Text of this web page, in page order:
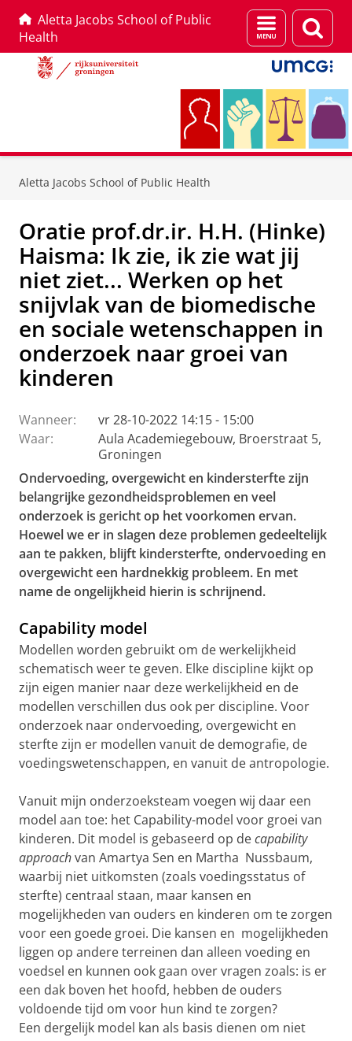
Aletta Jacobs School of Public
Health
Menu
en
zoeken
Aletta Jacobs School of Public Health
Oratie prof.dr.ir. H.H. (Hinke)
Haisma: Ik zie, ik zie wat jij
niet ziet... Werken op het
snijvlak van de biomedische
en sociale wetenschappen in
onderzoek naar groei van
kinderen
Wanneer:
vr 28-10-2022 14:15 - 15:00
Waar:
Aula Academiegebouw, Broerstraat 5,
Groningen
Ondervoeding, overgewicht en kindersterfte zijn
belangrijke gezondheidsproblemen en veel
onderzoek is gericht op het voorkomen ervan.
Hoewel we er in slagen deze problemen gedeeltelijk
aan te pakken, blijft kindersterfte, ondervoeding en
overgewicht een hardnekkig probleem. En met
name de ongelijkheid hierin is schrijnend.
Capability model
Modellen worden gebruikt om de werkelijkheid
schematisch weer te geven. Elke discipline kijkt op
zijn eigen manier naar deze werkelijkheid en de
modellen verschillen dus ook per discipline. Voor
onderzoek naar ondervoeding, overgewicht en
sterfte zijn er modellen vanuit de demografie, de
voedingswetenschappen, en vanuit de antropologie.
Vanuit mijn onderzoeksteam voegen wij daar een
model aan toe: het Capability-model voor groei van
kinderen. Dit model is gebaseerd op decapability
approachvan Amartya Sen en Martha Nussbaum,
waarbij niet uitkomsten (zoals voedingsstatus of
sterfte) centraal staan, maar kansen en
mogelijkheden van ouders en kinderen om te zorgen
voor een goede groei. Die kansen en mogelijkheden
liggen op andere terreinen dan alleen voeding en
voedsel en kunnen ook gaan over vragen zoals: is er
een dak boven het hoofd, hebben de ouders
voldoende tijd om voor hun kind te zorgen?
Een dergelijk model kan als basis dienen om niet